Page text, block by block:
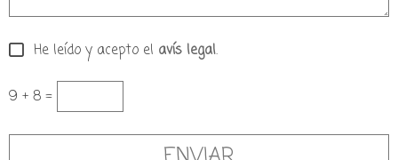
He leído y acepto el avís legal.
9 + 8 =